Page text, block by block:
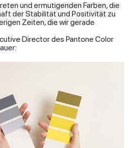
und ermutigenden Farben, die
der Stabilität und Positivität zu
Zeiten, die wir gerade
Director des Pantone Color